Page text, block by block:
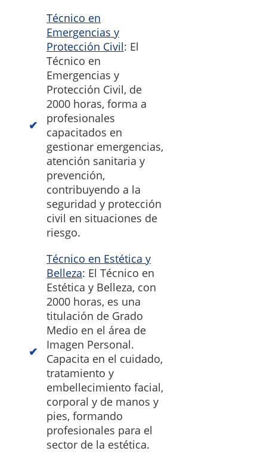
Técnico en
Emergencias y
Protección Civil: El
Técnico en
Emergencias y
Protección Civil, de
2000 horas, forma a
profesionales
capacitados en
gestionar emergencias,
atención sanitaria y
prevención,
contribuyendo a la
seguridad y protección
civil en situaciones de
riesgo.
Técnico en Estética y
Belleza: El Técnico en
Estética y Belleza, con
2000 horas, es una
titulación de Grado
Medio en el área de
Imagen Personal.
Capacita en el cuidado,
tratamiento y
embellecimiento facial,
corporal y de manos y
pies, formando
profesionales para el
sector de la estética.